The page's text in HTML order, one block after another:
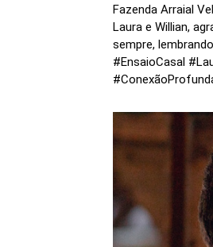
Fazenda Arraial
Laura e Willian,
sempre,
#EnsaioCasal